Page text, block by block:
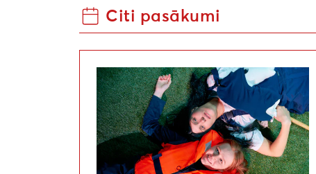
Citi pasākumi